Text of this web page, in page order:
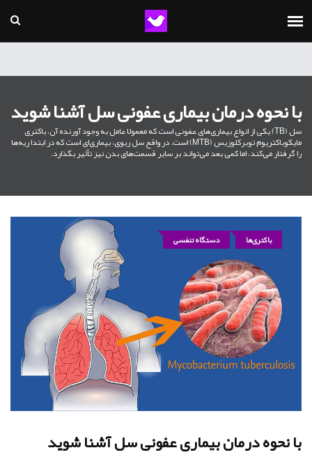
با نحوه درمان بیماری عفونی سل آشنا شوید
سل (TB) یکی از انواع بیماری‌های عفونی است که معمولا عامل به وجود آورنده آن، باکتری
مایکوباکتریوم توبرکلوزیس (MTB) است. در واقع سل ریوی، بیماری‌ای است که در ابتدا ریه‌ها
را گرفتار می‌کند، اما کمی بعد می‌تواند بر سایر قسمت‌های بدن نیز تأثیر بگذارد.
باکتری‌ها دستگاه تنفسی
با نحوه درمان بیماری عفونی سل آشنا شوید